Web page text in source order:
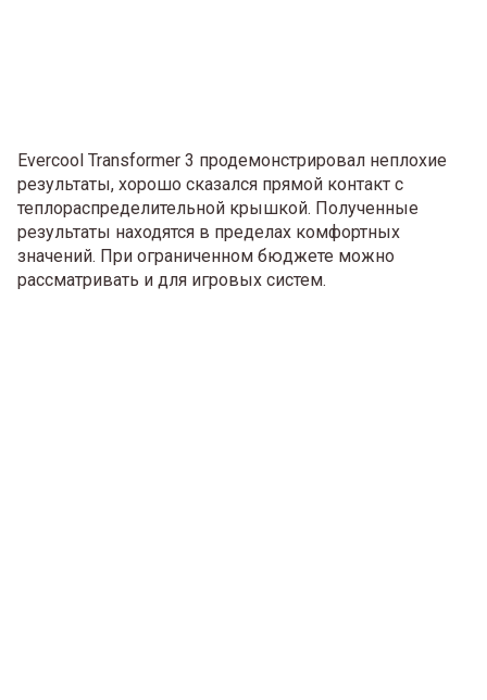
Evercool Transformer 3 продемонстрировал неплохие
результаты, хорошо сказался прямой контакт с
теплораспределительной крышкой. Полученные
результаты находятся в пределах комфортных
значений. При ограниченном бюджете можно
рассматривать и для игровых систем.